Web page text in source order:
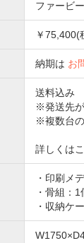
ファービ
￥75,400(
納期は お
送料込み
※発送先
※複数台
詳しくは
・印刷メ
・骨組：1
・収納ケ